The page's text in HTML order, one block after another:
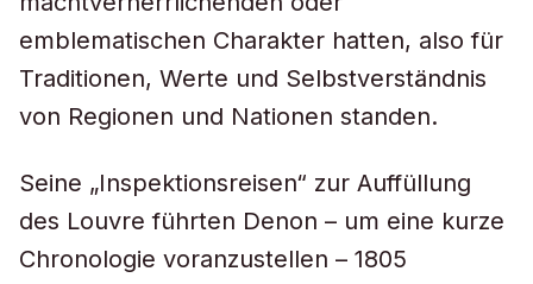
emblematischen Charakter hatten, also für
Traditionen, Werte und Selbstverständnis
von Regionen und Nationen standen.
Seine „Inspektionsreisen“ zur Auffüllung
des Louvre führten Denon – um eine kurze
Chronologie voranzustellen – 1805